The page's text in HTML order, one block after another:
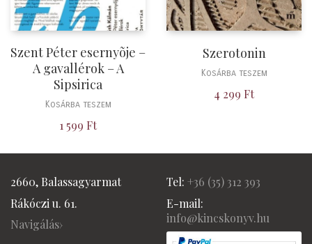
Szent Péter esernyõje –
A gavallérok – A
Sipsirica
Kosárba teszem
1 599 Ft
Szerotonin
Kosárba teszem
4 299 Ft
2660, Balassagyarmat
Rákóczi u. 61.
Navigálás›
Tel: +36 (35) 312 393
E-mail:
info@kincskonyv.hu